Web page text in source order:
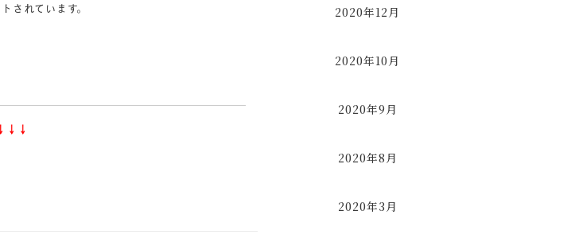
されています。 2020年12月
2020年10月
2020年9月
2020年8月
2020年3月